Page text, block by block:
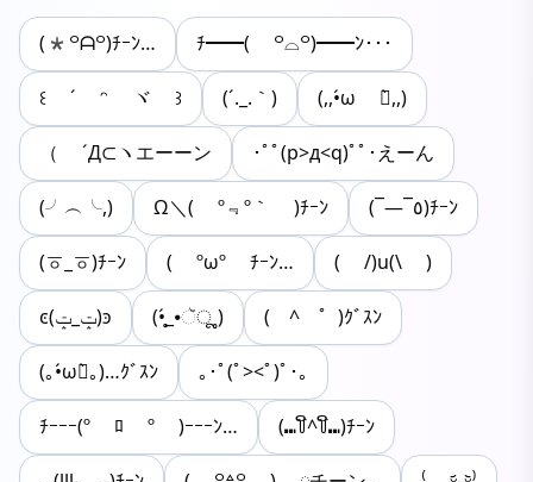
(*꒪ᗩ꒪)ﾁｰﾝ… ﾁ━━( ꒪⌓꒪)━━ﾝ･･･
꒰ ´ ᵔ ヾ ꒱ (´._.｀) (,,•́ω ก̀,,)
（ ´Д⊂ヽエーーン ･ﾟﾟ(p>д<q)ﾟﾟ･えーん
(╯︵╰,) Ω＼( º﹃º｀ )ﾁｰﾝ (¯―¯٥)ﾁｰﾝ
(ㆆ_ㆆ)ﾁｰﾝ ( ºωº ﾁｰﾝ… ( /)u(\ )
ͼ(ݓ_ݓ)ͽ (•̥́_•ૅू˳) (￣^￣゜)ｸﾞｽﾝ
(｡•́ωก̀｡)…ｸﾞｽﾝ ｡･ﾟ(ﾟ><ﾟ)ﾟ･｡
ﾁｰｰｰ(º ﾛ º )ｰｰｰﾝ… (⑉꒦ິ^꒦ິ⑉)ﾁｰﾝ